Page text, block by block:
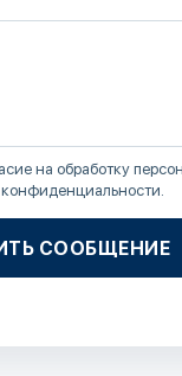
на обработку
.
СООБЩЕНИЕ